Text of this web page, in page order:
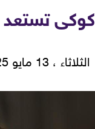
كوكى تستعد
الثلاثاء ، 13 مايو 2025